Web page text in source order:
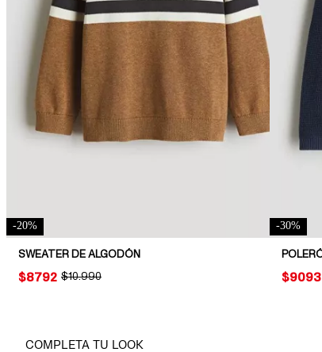
-20%
SWEATER DE ALGODÓN
ORIGINAL PRICE:
$10.990
PRICE:
$8792
-30%
PRICE:
$9093
COMPLETA TU LOOK